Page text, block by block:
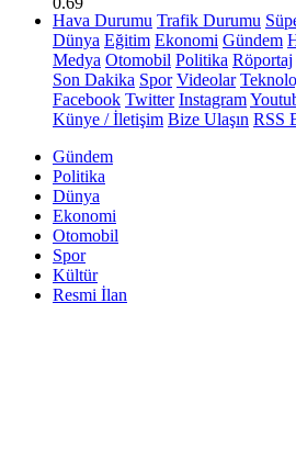
Hava Durumu Trafik Durumu
Dünya Eğitim Ekonomi Gündem
Medya Otomobil Politika Röportaj
Son Dakika Spor Videolar
Facebook Twitter Instagram
Künye / İletişim Bize Ulaşın RSS
Gündem
Politika
Dünya
Ekonomi
Otomobil
Spor
Kültür
Resmi İlan